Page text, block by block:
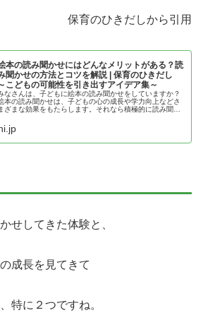
保育のひきだしから引用
本の読み聞かせにはどんなメリットがある？読
聞かせの方法とコツを解説 | 保育のひきだし
こどもの可能性を引き出すアイデア集～
なさんは、子どもに絵本の読み聞かせをしていますか？
本の読み聞かせは、子どもの心の成長や学力向上などさ
ざまな効果をもたらします。それなら積極的に読み聞か
せしてきた体験と、
成長を見てきて
特に２つですね。